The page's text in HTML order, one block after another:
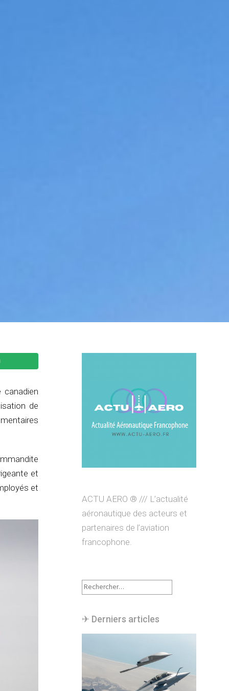
de
et
et
ACTU AERO ® /// L’actualité
aéronautique des acteurs et
partenaires de l’aviation
francophone.
Rechercher :
✈︎ Derniers articles